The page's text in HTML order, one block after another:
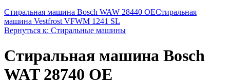
Стиральная машина Bosch WAW 28440 OEСтиральная
машина Vestfrost VFWM 1241 SL
Вернуться к: Стиральные машины
Стиральная машина Bosch
WAT 28740 OE